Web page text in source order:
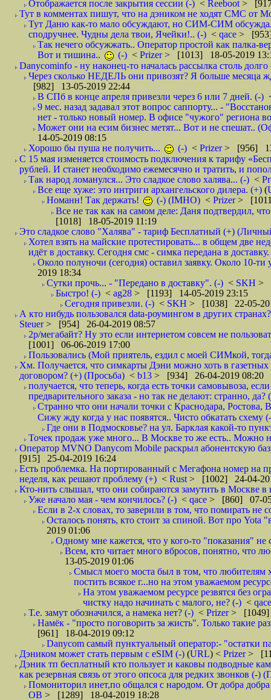
Отображается после закрытия сессии (-) < Reeboot >
Тут в комментах пишут, что на дэником не ходят СМС от
Тут Даню как-то мало обсуждают, но СИМ-СИМ
сподручнее. Чудны дела твои, Ячейки!.. (-) < qace > [953]
Так нечего обсужжать.. Оператор простой как палка-
Вот и тишина..
(-) < Prizer> [1013] 18-05-2019
Danycominfo - ну наконец-то началась рассылка столь
Через сколько НЕДЕЛЬ они привозят? Я больше месяца
[982] 13-05-2019 22:44
В СПб в конце апреля привезли через 6 или 7 дней. (-)
9 мес. назад задавал этот вопрос саппорту... -
нет - только новый номер. В офисе "чужого" региона
Может они на есим бизнес метят... Вот и не спешат..
14-05-2019 08:15
Хорошо бы пуша не получить...
(-) < Prizer> [956]
С 15 мая изменяется стоимость подключения к тарифу
рублей. И станет необходимо ежемесячно и тратить, и
Так народ ломанулся... Это сладкое слово халява... (-) <
Все еще хуже: это интриги архангельского дилера. (+) (
Номанн! Так держать!
(-) (IMHO) < Prizer>
Все не так как на самом деле: Даня подтвердил,
[1018] 18-05-2019 11:19
Это сладкое слово "Халява" - тариф Бесплатный (+)
Хотел взять на майские протестировать... в общем две
идёт в доставку. Сегодня смс - симка передана в
Около полуночи (сегодня) оставил заявку. Около 10-ти
2019 18:34
Сутки прочь... - "Передано в доставку". (-) < SKH >
Быстро! (-) < ag28 > [1193] 14-05-2019 23:15
Сегодня привезли. (-) < SKH > [1038] 22-05-
А кто нибудь пользовался data-роумингом в других
Steuer> [954] 26-04-2019 08:57
2р/мегабайт? Ну это если интернетом совсем не
[1001] 06-06-2019 17:00
Пользовались (Мой приятель, ездил с моей СИМкой,
Хм. Получается, что симкарты Дэни можно хоть в газетных
договором? (+) (Просьба) < b13 > [934] 26-04-2019 08:20
получается, что теперь, когда есть точки самовывоза,
предварительного заказа - но так не делают: странно, да?
Странно что они начали точки с Краснодара,
Сижу жду когда у нас появятся.. Чисто обкатать схему
Где они в Подмосковье? на ул. Барклая какой-то
Точек продаж уже много... В Москве то же есть.. Можно
Оператор MVNO Danycom Mobile раскрыл абонентскую
[915] 25-04-2019 16:24
Есть проблемка. На портированный с Мегафона номер на
неделя, как решают проблему (+) < Rust > [1002] 24-04-
Кто-нить слышал, что они собираются замутить в Москве в
Уже начало мая - чем кончилось? (-) < qace > [860] 07-
Если в 2-х словах, то заверили в том, что помирать не
Осталось понять, кто стоит за спиной. Вот про Yota
2019 01:06
Одному мне кажется, что у кого-то "показания" не
Всем, кто читает много вбросов, понятно, что
13-05-2019 01:06
Смысл моего моста был в том, что любителям
постить всякое г...но на этом уважаемом
На этом уважаемом ресурсе резвятся без
чистку надо начинать с малого, не? (-) <
Т.е. замут обозначился, а намека нет? (-) < Prizer> [1049]
Намёк - "просто поговорить за жисть". Только такие
[961] 18-04-2019 09:12
Danycom самый пунктуальный оператор:- "остатки
Дэником может стать первым с еSIM (-) (URL) < Prizer>
Дэник тп бесплатный кто пользует и каковы подводные
как резервная связь от этого опсоса для редких звонков (-)
Помониторил инет,по общался с народом. От добра
ОВ > [1289] 18-04-2019 18:28